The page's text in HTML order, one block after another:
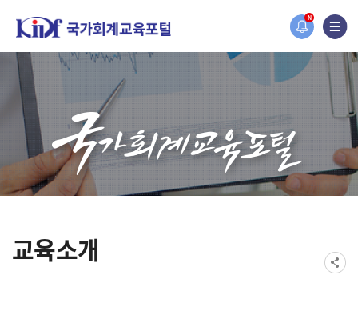
N
홈페이지가 새롭게 개편되었습니다.
한국조세재정연구원홈페이지가 새롭게 개설되었습니다.
교육소개